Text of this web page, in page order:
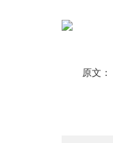
原文：